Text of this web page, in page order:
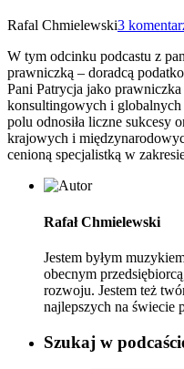
Rafal Chmielewski3
W tym odcinku podcastu z
prawniczką – doradcą
Pani Patrycja jako
konsultingowych i
polu odnosiła liczne sukcesy
krajowych i
cenioną specjalistką w
Rafał Chmielewski
Jestem byłym
obecnym
rozwoju. Jestem też
najlepszych na świecie
Szukaj w